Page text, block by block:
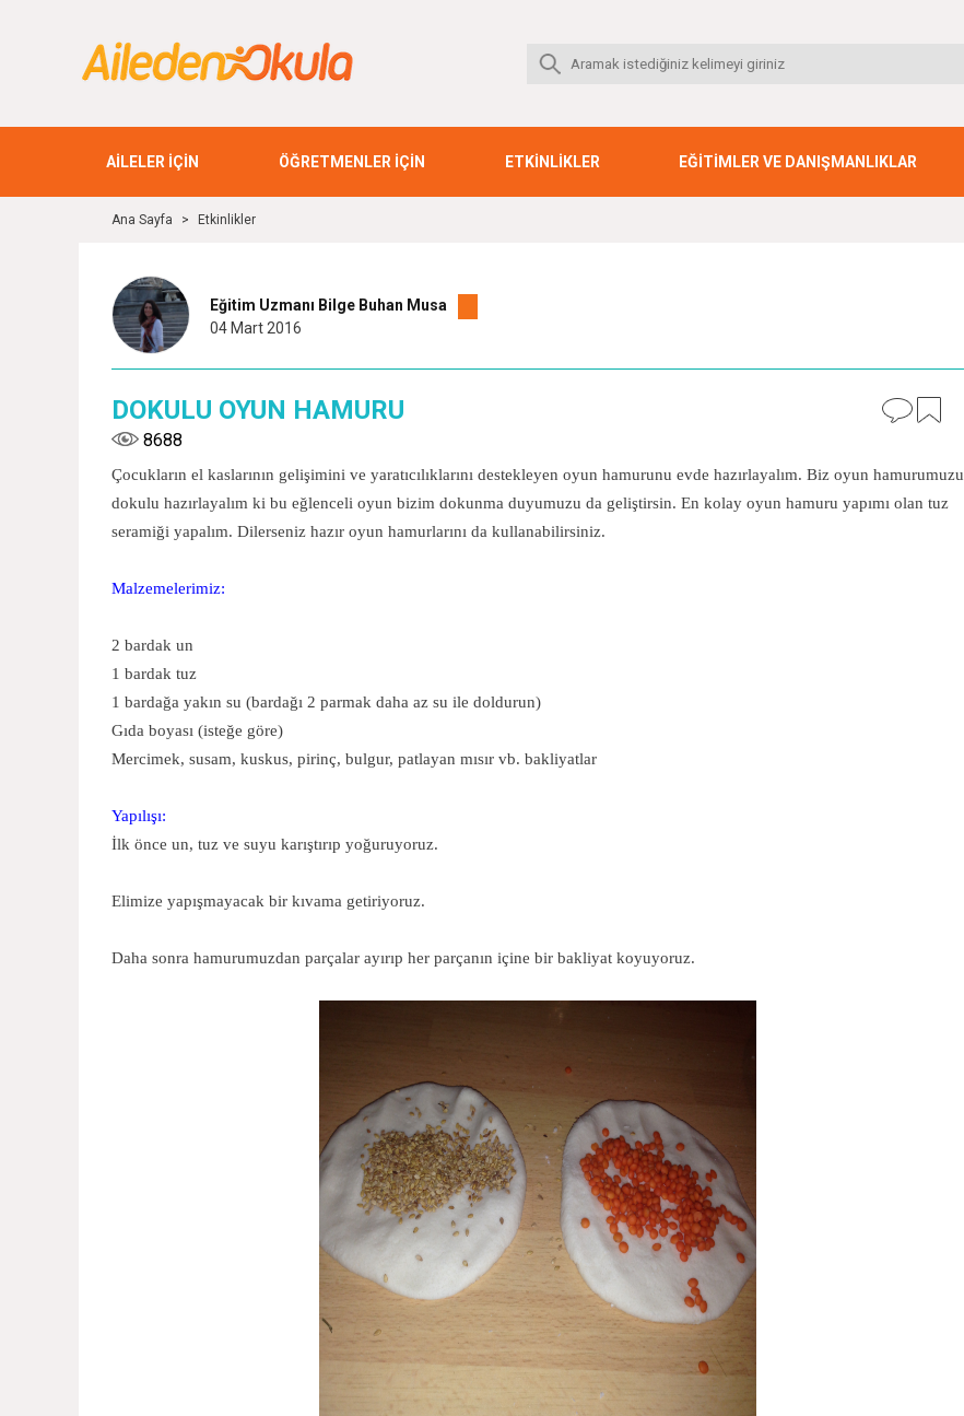
AİLELER İÇİN ÖĞRETMENLER İÇİN ETKİNLİKLER EĞİTİMLER VE DANIŞMANLIKLAR
Ana Sayfa > Etkinlikler
Eğitim Uzmanı Bilge Buhan Musa
04 Mart 2016
DOKULU OYUN HAMURU
8688
Çocukların el kaslarının gelişimini ve yaratıcılıklarını destekleyen oyun hamurunu evde hazırlayalım. Biz oyun hamurumuzu
dokulu hazırlayalım ki bu eğlenceli oyun bizim dokunma duyumuzu da geliştirsin. En kolay oyun hamuru yapımı olan tuz
seramiği yapalım. Dilerseniz hazır oyun hamurlarını da kullanabilirsiniz.
Malzemelerimiz:
2 bardak un
1 bardak tuz
1 bardağa yakın su (bardağı 2 parmak daha az su ile doldurun)
Gıda boyası (isteğe göre)
Mercimek, susam, kuskus, pirinç, bulgur, patlayan mısır vb. bakliyatlar
Yapılışı:
İlk önce un, tuz ve suyu karıştırıp yoğuruyoruz.
Elimize yapışmayacak bir kıvama getiriyoruz.
Daha sonra hamurumuzdan parçalar ayırıp her parçanın içine bir bakliyat koyuyoruz.